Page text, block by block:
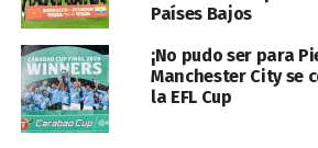
Países Bajos
¡No pudo ser para
Manchester City se
la EFL Cup